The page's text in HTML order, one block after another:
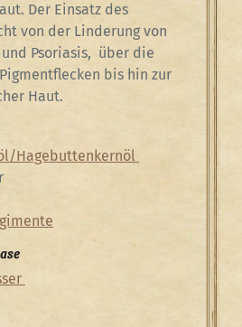
Der Einsatz des
von der Linderung von
Psoriasis, über die
bis hin zur
Haut.
Hagebuttenkernöl